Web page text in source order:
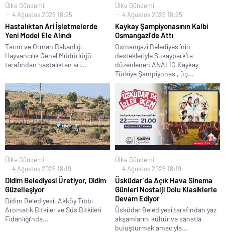
Ülke Gündemi
4 Ağustos 2026 18:25
Hastalıktan Ari İşletmelerde
Yeni Model Ele Alındı
Tarım ve Orman Bakanlığı
Hayvancılık Genel Müdürlüğü
tarafından hastalıktan ari...
Ülke Gündemi
4 Ağustos 2026 18:25
Kaykay Şampiyonasının Kalbi
Osmangazi’de Attı
Osmangazi Belediyesi’nin
destekleriyle Sukaypark’ta
düzenlenen ANALİG Kaykay
Türkiye Şampiyonası, üç...
Ülke Gündemi
4 Ağustos 2026 18:19
Didim Belediyesi Üretiyor, Didim
Güzelleşiyor
Didim Belediyesi, Akköy Tıbbi
Aromatik Bitkiler ve Süs Bitkileri
Fidanlığı’nda...
Ülke Gündemi
4 Ağustos 2026 18:19
Üsküdar’da Açık Hava Sinema
Günleri Nostalji Dolu Klasiklerle
Devam Ediyor
Üsküdar Belediyesi tarafından yaz
akşamlarını kültür ve sanatla
buluşturmak amacıyla...